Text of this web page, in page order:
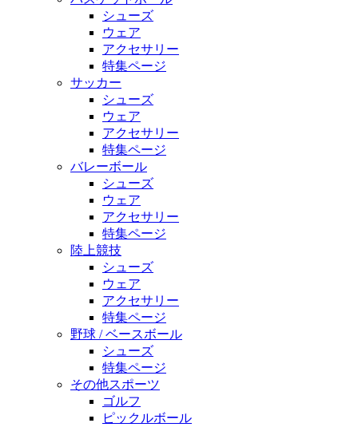
シューズ
ウェア
アクセサリー
特集ページ
サッカー
シューズ
ウェア
アクセサリー
特集ページ
バレーボール
シューズ
ウェア
アクセサリー
特集ページ
陸上競技
シューズ
ウェア
アクセサリー
特集ページ
野球 / ベースボール
シューズ
特集ページ
その他スポーツ
ゴルフ
ピックルボール